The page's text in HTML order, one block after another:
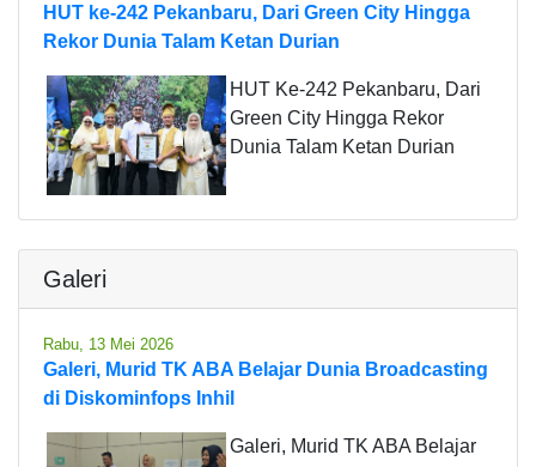
HUT ke-242 Pekanbaru, Dari Green City Hingga
Rekor Dunia Talam Ketan Durian
HUT Ke-242 Pekanbaru, Dari
Green City Hingga Rekor
Dunia Talam Ketan Durian
Galeri
Rabu, 13 Mei 2026
Galeri, Murid TK ABA Belajar Dunia Broadcasting
di Diskominfops Inhil
Galeri, Murid TK ABA Belajar